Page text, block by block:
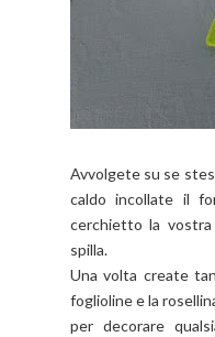
Avvolgete su se
caldo incollate il
cerchietto la vostra
spilla.
Una volta create
foglioline e la
per decorare